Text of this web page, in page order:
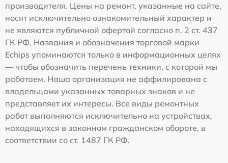
производителя. Цены на ремонт, указанные на сайте,
носят исключительно ознакомительный характер и
не являются публичной офертой согласно п. 2 ст. 437
ГК РФ. Названия и обозначения торговой марки
Echips упоминаются только в информационных целях
— чтобы обозначить перечень техники, с которой мы
работаем. Наша организация не аффилирована с
владельцами указанных товарных знаков и не
представляет их интересы. Все виды ремонтных
работ выполняются исключительно на устройствах,
находящихся в законном гражданском обороте, в
соответствии со ст. 1487 ГК РФ.